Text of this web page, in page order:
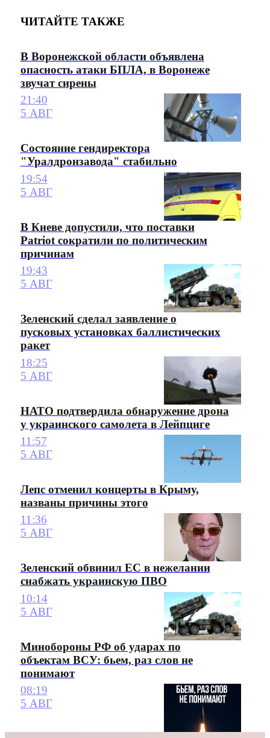
ЧИТАЙТЕ ТАКЖЕ
В Воронежской области объявлена
опасность атаки БПЛА, в Воронеже
звучат сирены
21:40
5 АВГ
Состояние гендиректора
"Уралдронзавода" стабильно
19:54
5 АВГ
В Киеве допустили, что поставки
Patriot сократили по политическим
причинам
19:43
5 АВГ
Зеленский сделал заявление о
пусковых установках баллистических
ракет
18:25
5 АВГ
НАТО подтвердила обнаружение дрона
у украинского самолета в Лейпциге
11:57
5 АВГ
Лепс отменил концерты в Крыму,
названы причины этого
11:36
5 АВГ
Зеленский обвинил ЕС в нежелании
снабжать украинскую ПВО
10:14
5 АВГ
Минобороны РФ об ударах по
объектам ВСУ: бьем, раз слов не
понимают
08:19
5 АВГ